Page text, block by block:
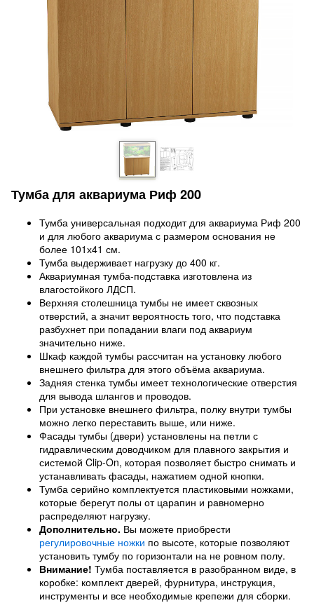
Тумба для аквариума Риф 200
Тумба универсальная подходит для аквариума Риф 200
и для любого аквариума с размером основания не
более 101х41 см.
Тумба выдерживает нагрузку до 400 кг.
Аквариумная тумба-подставка изготовлена из
влагостойкого ЛДСП.
Верхняя столешница тумбы не имеет сквозных
отверстий, а значит вероятность того, что подставка
разбухнет при попадании влаги под аквариум
значительно ниже.
Шкаф каждой тумбы рассчитан на установку любого
внешнего фильтра для этого объёма аквариума.
Задняя стенка тумбы имеет технологические отверстия
для вывода шлангов и проводов.
При установке внешнего фильтра, полку внутри тумбы
можно легко переставить выше, или ниже.
Фасады тумбы (двери) установлены на петли с
гидравлическим доводчиком для плавного закрытия и
системой Clip-On, которая позволяет быстро снимать и
устанавливать фасады, нажатием одной кнопки.
Тумба серийно комплектуется пластиковыми ножками,
которые берегут полы от царапин и равномерно
распределяют нагрузку.
Дополнительно. Вы можете приобрести
регулировочные ножки по высоте, которые позволяют
установить тумбу по горизонтали на не ровном полу.
Внимание! Тумба поставляется в разобранном виде, в
коробке: комплект дверей, фурнитура, инструкция,
инструменты и все необходимые крепежи для сборки.